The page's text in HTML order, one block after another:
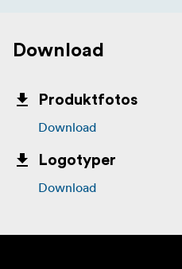
Download
Produktfotos
Download
Logotyper
Download